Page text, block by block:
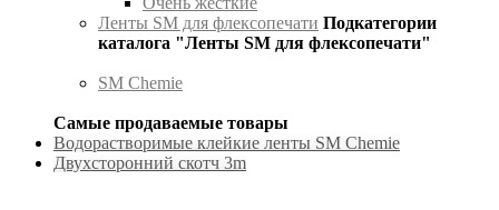
Ленты SM для флексопечати Подкатегории
каталога "Ленты SM для флексопечати"
SM Chemie
Самые продаваемые товары
Водорастворимые клейкие ленты SM Chemie
Двухсторонний скотч 3m